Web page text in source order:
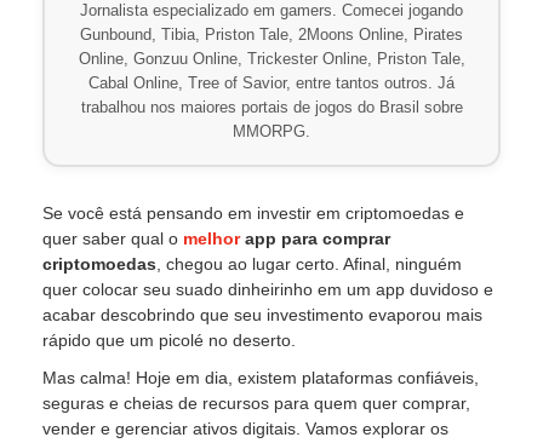
Jornalista especializado em gamers. Comecei jogando
Gunbound, Tibia, Priston Tale, 2Moons Online, Pirates
Online, Gonzuu Online, Trickester Online, Priston Tale,
Cabal Online, Tree of Savior, entre tantos outros. Já
trabalhou nos maiores portais de jogos do Brasil sobre
MMORPG.
Se você está pensando em investir em criptomoedas e
quer saber qual o melhorapp para comprar
criptomoedas , chegou ao lugar certo. Afinal, ninguém
quer colocar seu suado dinheirinho em um app duvidoso e
acabar descobrindo que seu investimento evaporou mais
rápido que um picolé no deserto.
Mas calma! Hoje em dia, existem plataformas confiáveis,
seguras e cheias de recursos para quem quer comprar,
vender e gerenciar ativos digitais. Vamos explorar os